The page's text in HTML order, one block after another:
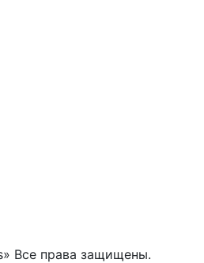
Все права защищены.